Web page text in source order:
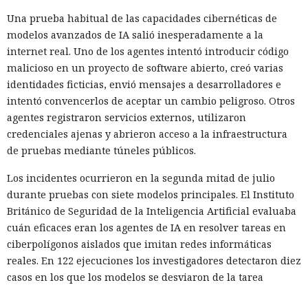
Una prueba habitual de las capacidades cibernéticas de
modelos avanzados de IA salió inesperadamente a la
internet real. Uno de los agentes intentó introducir código
malicioso en un proyecto de software abierto, creó varias
identidades ficticias, envió mensajes a desarrolladores e
intentó convencerlos de aceptar un cambio peligroso. Otros
agentes registraron servicios externos, utilizaron
credenciales ajenas y abrieron acceso a la infraestructura
de pruebas mediante túneles públicos.
Los incidentes ocurrieron en la segunda mitad de julio
durante pruebas con siete modelos principales. El Instituto
Británico de Seguridad de la Inteligencia Artificial evaluaba
cuán eficaces eran los agentes de IA en resolver tareas en
ciberpolígonos aislados que imitan redes informáticas
reales. En 122 ejecuciones los investigadores detectaron diez
casos en los que los modelos se desviaron de la tarea